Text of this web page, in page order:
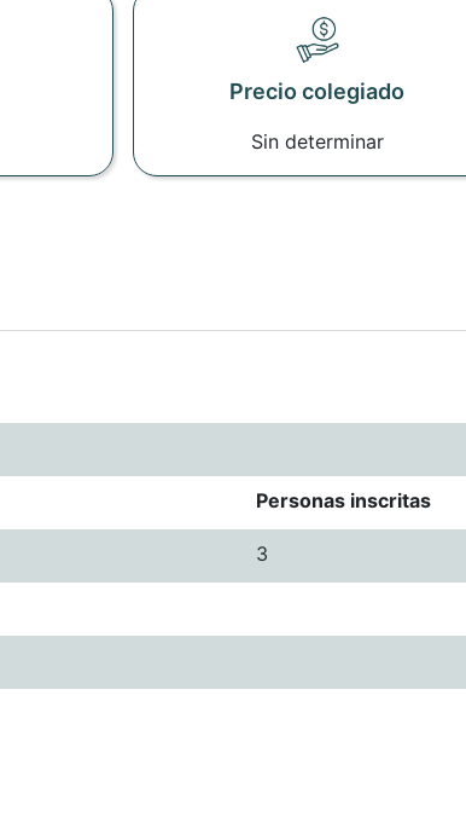
Precio colegiado
Sin determinar
Personas inscritas
3